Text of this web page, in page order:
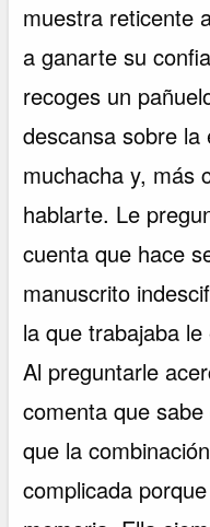
muestra reticente
a ganarte su
recoges un
descansa sobre
muchacha y, más
hablarte. Le
cuenta que hace
manuscrito
la que trabajaba
Al preguntarle
comenta que
que la
complicada